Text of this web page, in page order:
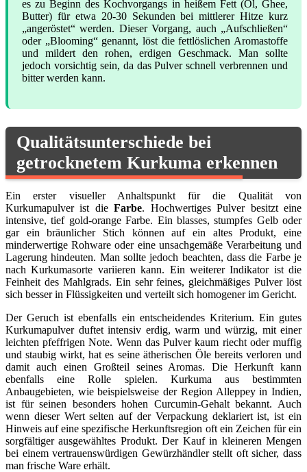
es zu Beginn des Kochvorgangs in heißem Fett (Öl, Ghee,
Butter) für etwa 20-30 Sekunden bei mittlerer Hitze kurz
„angeröstet“ werden. Dieser Vorgang, auch „Aufschließen“
oder „Blooming“ genannt, löst die fettlöslichen Aromastoffe
und mildert den rohen, erdigen Geschmack. Man sollte
jedoch vorsichtig sein, da das Pulver schnell verbrennen und
bitter werden kann.
Qualitätsunterschiede bei
getrocknetem Kurkuma erkennen
Ein erster visueller Anhaltspunkt für die Qualität von
Kurkumapulver ist dieFarbe. Hochwertiges Pulver besitzt eine
intensive, tief gold-orange Farbe. Ein blasses, stumpfes Gelb oder
gar ein bräunlicher Stich können auf ein altes Produkt, eine
minderwertige Rohware oder eine unsachgemäße Verarbeitung und
Lagerung hindeuten. Man sollte jedoch beachten, dass die Farbe je
nach Kurkumasorte variieren kann. Ein weiterer Indikator ist die
Feinheit des Mahlgrads. Ein sehr feines, gleichmäßiges Pulver löst
sich besser in Flüssigkeiten und verteilt sich homogener im Gericht.
Der Geruch ist ebenfalls ein entscheidendes Kriterium. Ein gutes
Kurkumapulver duftet intensiv erdig, warm und würzig, mit einer
leichten pfeffrigen Note. Wenn das Pulver kaum riecht oder muffig
und staubig wirkt, hat es seine ätherischen Öle bereits verloren und
damit auch einen Großteil seines Aromas. Die Herkunft kann
ebenfalls eine Rolle spielen. Kurkuma aus bestimmten
Anbaugebieten, wie beispielsweise der Region Alleppey in Indien,
ist für seinen besonders hohen Curcumin-Gehalt bekannt. Auch
wenn dieser Wert selten auf der Verpackung deklariert ist, ist ein
Hinweis auf eine spezifische Herkunftsregion oft ein Zeichen für ein
sorgfältiger ausgewähltes Produkt. Der Kauf in kleineren Mengen
bei einem vertrauenswürdigen Gewürzhändler stellt oft sicher, dass
man frische Ware erhält.